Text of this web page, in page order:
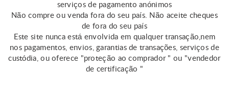
serviços de pagamento anónimos
Não compre ou venda fora do seu país. Não aceite cheques
de fora do seu país
Este site nunca está envolvida em qualquer transação,nem
nos pagamentos, envios, garantias de transações, serviços de
custódia, ou oferece "proteção ao comprador " ou "vendedor
de certificação "